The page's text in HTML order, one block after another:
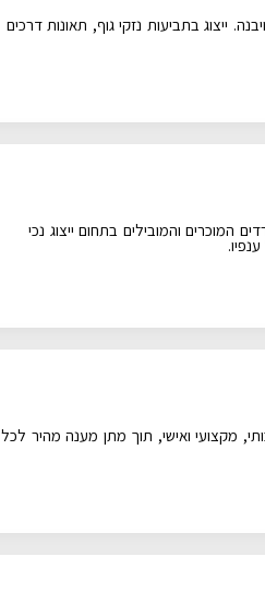
ייצוג בתביעות נזקי גוף, תאונות דרכים
המוכרים והמובילים בתחום ייצוג נכי
מקצועי ואישי, תוך מתן מענה מהיר לכל